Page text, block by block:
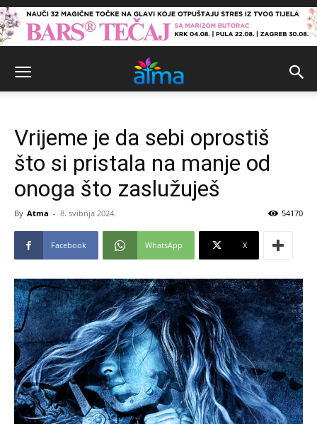
Vrijeme je da sebi oprostiš
što si pristala na manje od
onoga što zaslužuješ
By Atma - 8. svibnja 2024. 54170
Facebook WhatsApp X